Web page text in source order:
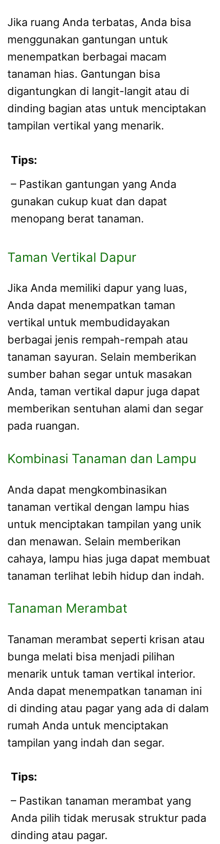
Jika ruang Anda terbatas, Anda bisa
menggunakan gantungan untuk
menempatkan berbagai macam
tanaman hias. Gantungan bisa
digantungkan di langit-langit atau di
dinding bagian atas untuk menciptakan
tampilan vertikal yang menarik.
Tips:
– Pastikan gantungan yang Anda
gunakan cukup kuat dan dapat
menopang berat tanaman.
Taman Vertikal Dapur
Jika Anda memiliki dapur yang luas,
Anda dapat menempatkan taman
vertikal untuk membudidayakan
berbagai jenis rempah-rempah atau
tanaman sayuran. Selain memberikan
sumber bahan segar untuk masakan
Anda, taman vertikal dapur juga dapat
memberikan sentuhan alami dan segar
pada ruangan.
Kombinasi Tanaman dan Lampu
Anda dapat mengkombinasikan
tanaman vertikal dengan lampu hias
untuk menciptakan tampilan yang unik
dan menawan. Selain memberikan
cahaya, lampu hias juga dapat membuat
tanaman terlihat lebih hidup dan indah.
Tanaman Merambat
Tanaman merambat seperti krisan atau
bunga melati bisa menjadi pilihan
menarik untuk taman vertikal interior.
Anda dapat menempatkan tanaman ini
di dinding atau pagar yang ada di dalam
rumah Anda untuk menciptakan
tampilan yang indah dan segar.
Tips:
– Pastikan tanaman merambat yang
Anda pilih tidak merusak struktur pada
dinding atau pagar.